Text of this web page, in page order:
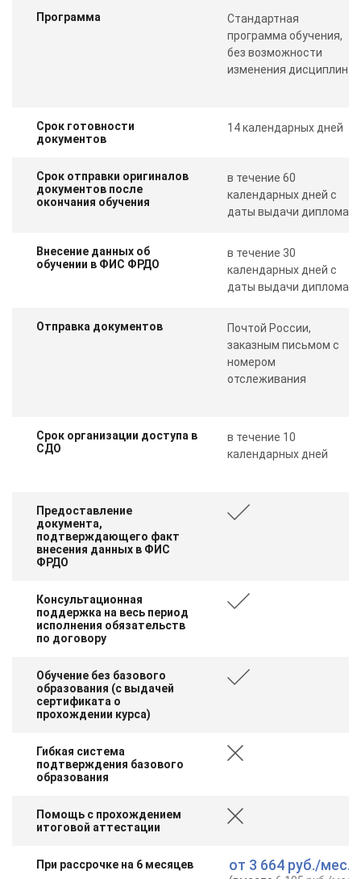
Программа
Стандартная
программа обучения,
без возможности
изменения дисциплин
Срок готовности
документов
14 календарных дней
Срок отправки оригиналов
документов после
окончания обучения
в течение 60
календарных дней с
даты выдачи диплома
Внесение данных об
обучении в ФИС ФРДО
в течение 30
календарных дней с
даты выдачи диплома
Отправка документов
Почтой России,
заказным письмом с
номером
отслеживания
Срок организации доступа в
СДО
в течение 10
календарных дней
Предоставление
документа,
подтверждающего факт
внесения данных в ФИС
ФРДО
Консультационная
поддержка на весь период
исполнения обязательств
по договору
Обучение без базового
образования (с выдачей
сертификата о
прохождении курса)
Гибкая система
подтверждения базового
образования
Помощь с прохождением
итоговой аттестации
При рассрочке на 6 месяцев от 3 664 руб./мес.